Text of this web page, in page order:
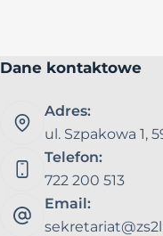
Dane kontaktowe
Adres:
ul. Szpakowa 1,
Telefon:
722 200 513
Email: